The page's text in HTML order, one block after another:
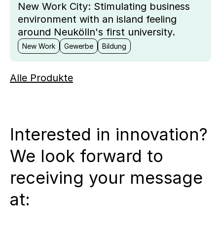
New Work City: Stimulating business
environment with an island feeling
around Neukölln's first university.
New Work Gewerbe Bildung
Alle Produkte
Interested in innovation?
We look forward to
receiving your message
at: